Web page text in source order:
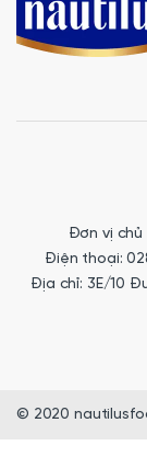
Đơn vị chủ
Điện thoại:
Địa chỉ: 3E/10
© 2020